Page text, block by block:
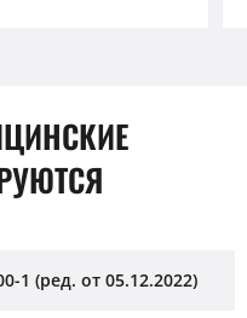
1 (ред. от 05.12.2022)